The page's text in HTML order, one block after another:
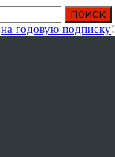
на годовую подписку!